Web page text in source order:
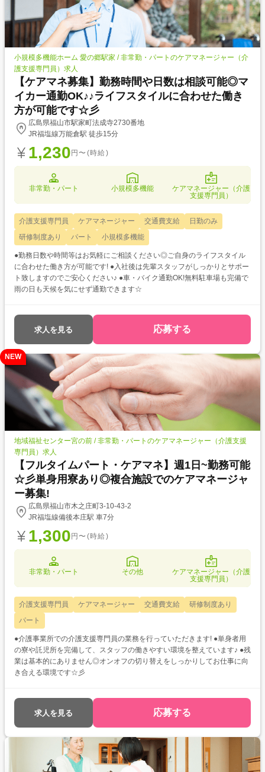
小規模多機能ホーム 愛の郷駅家 / 非常勤・パートのケアマネージャー（介
護支援専門員）求人
【ケアマネ募集】勤務時間や日数は相談可能◎マ
イカー通勤OK♪♪ライフスタイルに合わせた働き
方が可能です☆彡
広島県福山市駅家町法成寺2730番地
JR福塩線万能倉駅 徒歩15分
1,230 円〜(時給)
非常勤・パート 小規模多機能
ケアマネージャー（介護
支援専門員）
介護支援専門員 ケアマネージャー 交通費支給
日勤のみ
研修制度あり
パート 小規模多機能
●勤務日数や時間等はお気軽にご相談ください◎ご自身のライフスタイル
に合わせた働き方が可能です! ●入社後は先輩スタッフがしっかりとサポー
ト致しますのでご安心ください♪ ●車・バイク通勤OK!無料駐車場も完備で
雨の日も天候を気にせず通勤できます☆
求人を見る 応募する
NEW
地域福祉センター宮の前 / 非常勤・パートのケアマネージャー（介護支援
専門員）求人
【フルタイムパート・ケアマネ】週1日~勤務可能
☆彡単身用寮あり◎複合施設でのケアマネージャ
ー募集!
広島県福山市木之庄町3-10-43-2
JR福塩線備後本庄駅 車7分
1,300 円〜(時給)
非常勤・パート その他
ケアマネージャー（介護
支援専門員）
介護支援専門員 ケアマネージャー 交通費支給
研修制度あり
パート
●介護事業所での介護支援専門員の業務を行っていただきます! ●単身者用
の寮や託児所を完備して、スタッフの働きやすい環境を整えています♪ ●残
業は基本的にありません◎オンオフの切り替えをしっかりしてお仕事に向
き合える環境です☆彡
求人を見る 応募する